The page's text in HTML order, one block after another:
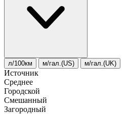
л/100км м/гал.(US) м/гал.(UK)
Источник
Среднее
Городской
Смешанный
Загородный